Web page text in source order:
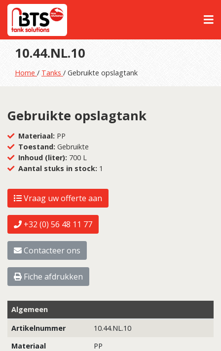
10.44.NL.10
Home / Tanks / Gebruikte opslagtank
Gebruikte opslagtank
Materiaal: PP
Toestand: Gebruikte
Inhoud (liter): 700 L
Aantal stuks in stock: 1
Vraag uw offerte aan
+32 (0) 56 48 11 77
Contacteer ons
Fiche afdrukken
Algemeen
Artikelnummer
10.44.NL.10
Materiaal
PP